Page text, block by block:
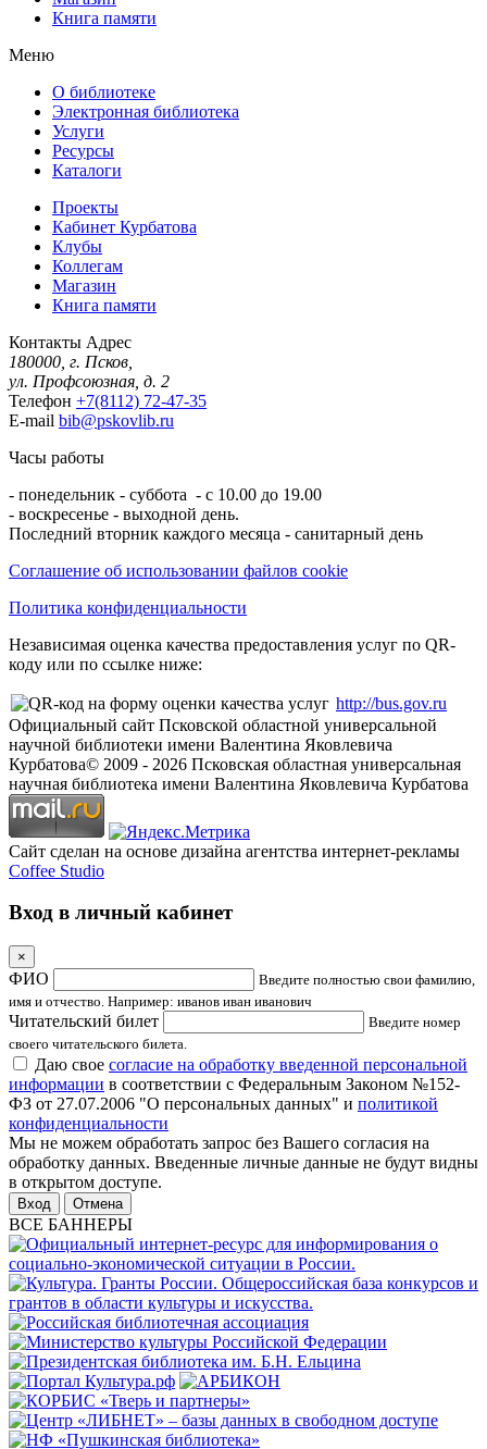
Книга памяти
Меню
О библиотеке
Электронная библиотека
Услуги
Ресурсы
Каталоги
Проекты
Кабинет Курбатова
Клубы
Коллегам
Магазин
Книга памяти
Контакты Адрес
180000, г. Псков,
ул. Профсоюзная, д. 2
Телефон +7(8112) 72-47-35
E-mail bib@pskovlib.ru
Часы работы
- понедельник - суббота - с 10.00 до 19.00
- воскресенье - выходной день.
Последний вторник каждого месяца - санитарный день
Соглашение об использовании файлов cookie
Политика конфиденциальности
Независимая оценка качества предоставления услуг по QR-
коду или по ссылке ниже:
http://bus.gov.ru
Официальный сайт Псковской областной универсальной
научной библиотеки имени Валентина Яковлевича
Курбатова© 2009 - 2026 Псковская областная универсальная
научная библиотека имени Валентина Яковлевича Курбатова
Сайт сделан на основе дизайна агентства интернет-рекламы
Coffee Studio
Вход в личный кабинет
×
ФИО
Введите полностью свои фамилию,
имя и отчество. Например: иванов иван иванович
Читательский билет
Введите номер
своего читательского билета.
Даю свое согласие на обработку введенной персональной
информации в соответствии с Федеральным Законом №152-
ФЗ от 27.07.2006 "О персональных данных" и политикой
конфиденциальности
Мы не можем обработать запрос без Вашего согласия на
обработку данных. Введенные личные данные не будут видны
в открытом доступе.
Отмена
ВСЕ БАННЕРЫ